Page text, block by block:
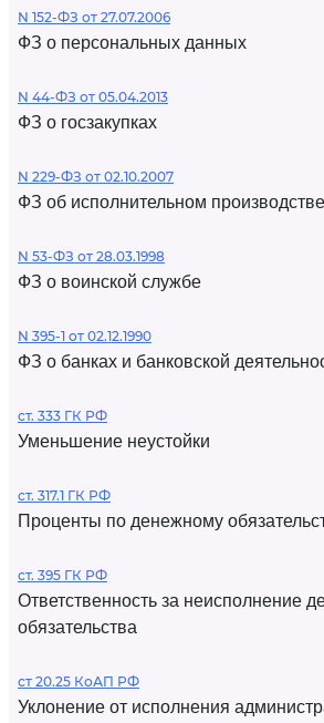
N 152-ФЗ от 27.07.2006
ФЗ о персональных данных
N 44-ФЗ от 05.04.2013
ФЗ о госзакупках
N 229-ФЗ от 02.10.2007
ФЗ об исполнительном производстве
N 53-ФЗ от 28.03.1998
ФЗ о воинской службе
N 395-1 от 02.12.1990
ФЗ о банках и банковской
ст. 333 ГК РФ
Уменьшение неустойки
ст. 317.1 ГК РФ
Проценты по денежному
ст. 395 ГК РФ
Ответственность за неисполнение
обязательства
ст 20.25 КоАП РФ
Уклонение от исполнения